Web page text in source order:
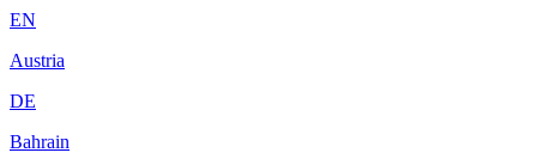
EN
Austria
DE
Bahrain